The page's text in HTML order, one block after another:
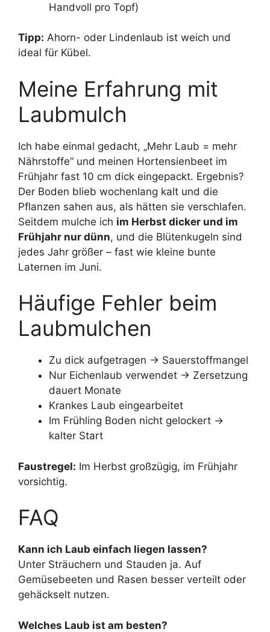
Handvoll pro Topf)
Tipp: Ahorn- oder Lindenlaub ist weich und
ideal für Kübel.
Meine Erfahrung mit
Laubmulch
Ich habe einmal gedacht, „Mehr Laub = mehr
Nährstoffe“ und meinen Hortensienbeet im
Frühjahr fast 10 cm dick eingepackt. Ergebnis?
Der Boden blieb wochenlang kalt und die
Pflanzen sahen aus, als hätten sie verschlafen.
Seitdem mulche ich im Herbst dicker und im
Frühjahr nur dünn, und die Blütenkugeln sind
jedes Jahr größer – fast wie kleine bunte
Laternen im Juni.
Häufige Fehler beim
Laubmulchen
Zu dick aufgetragen → Sauerstoffmangel
Nur Eichenlaub verwendet → Zersetzung
dauert Monate
Krankes Laub eingearbeitet
Im Frühling Boden nicht gelockert →
kalter Start
Faustregel: Im Herbst großzügig, im Frühjahr
vorsichtig.
FAQ
Kann ich Laub einfach liegen lassen?
Unter Sträuchern und Stauden ja. Auf
Gemüsebeeten und Rasen besser verteilt oder
gehäckselt nutzen.
Welches Laub ist am besten?